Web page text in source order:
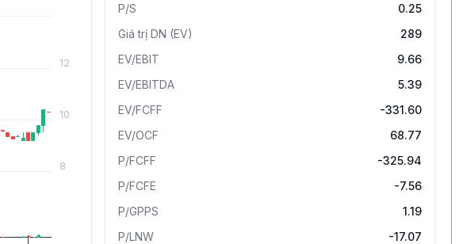
8
10
12
P/S
0.25
Giá trị DN (EV)
289
EV/EBIT
9.66
EV/EBITDA
5.39
EV/FCFF
-331.60
EV/OCF
68.77
P/FCFF
-325.94
P/FCFE
-7.56
P/GPPS
1.19
P/LNW
-17.07